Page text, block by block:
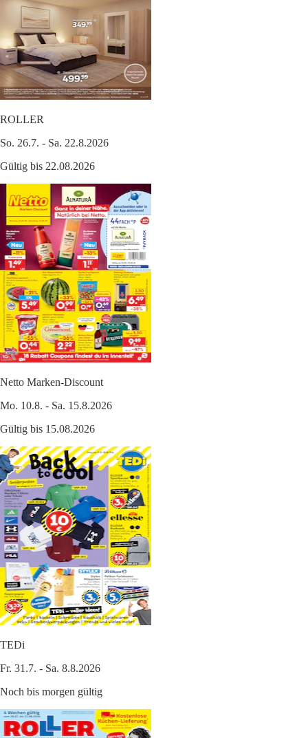
ROLLER
So. 26.7. - Sa. 22.8.2026
Gültig bis 22.08.2026
Netto Marken-Discount
Mo. 10.8. - Sa. 15.8.2026
Gültig bis 15.08.2026
TEDi
Fr. 31.7. - Sa. 8.8.2026
Noch bis morgen gültig